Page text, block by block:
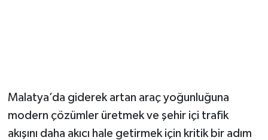
Malatya’da giderek artan araç yoğunluğuna
modern çözümler üretmek ve şehir içi trafik
akışını daha akıcı hale getirmek için kritik bir adım